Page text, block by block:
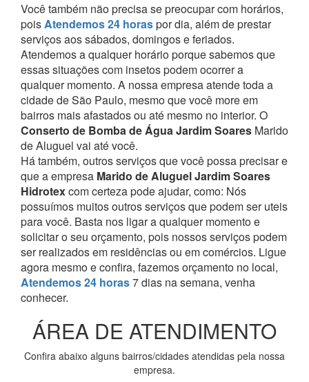
Você também não precisa se preocupar com horários,
poisAtendemos 24 horaspor dia, além de prestar
serviços aos sábados, domingos e feriados.
Atendemos a qualquer horário porque sabemos que
essas situações com insetos podem ocorrer a
qualquer momento. A nossa empresa atende toda a
cidade de São Paulo, mesmo que você more em
bairros mais afastados ou até mesmo no interior. O
Conserto de Bomba de Água Jardim Soares Marido
de Aluguel vai até você.
Há também, outros serviços que você possa precisar e
que a empresa Marido de Aluguel Jardim Soares
Hidrotexcom certeza pode ajudar, como: Nós
possuímos muitos outros serviços que podem ser uteis
para você. Basta nos ligar a qualquer momento e
solicitar o seu orçamento, pois nossos serviços podem
ser realizados em residências ou em comércios. Ligue
agora mesmo e confira, fazemos orçamento no local,
Atendemos 24 horas7 dias na semana, venha
conhecer.
ÁREA DE ATENDIMENTO
Confira abaixo alguns bairros/cidades atendidas pela nossa
empresa.